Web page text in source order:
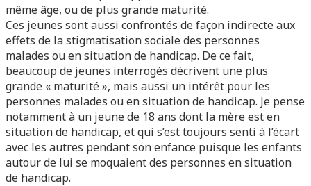
même âge, ou de plus grande maturité.
Ces jeunes sont aussi confrontés de façon indirecte aux
effets de la stigmatisation sociale des personnes
malades ou en situation de handicap. De ce fait,
beaucoup de jeunes interrogés décrivent une plus
grande « maturité », mais aussi un intérêt pour les
personnes malades ou en situation de handicap. Je pense
notamment à un jeune de 18 ans dont la mère est en
situation de handicap, et qui s’est toujours senti à l’écart
avec les autres pendant son enfance puisque les enfants
autour de lui se moquaient des personnes en situation
de handicap.